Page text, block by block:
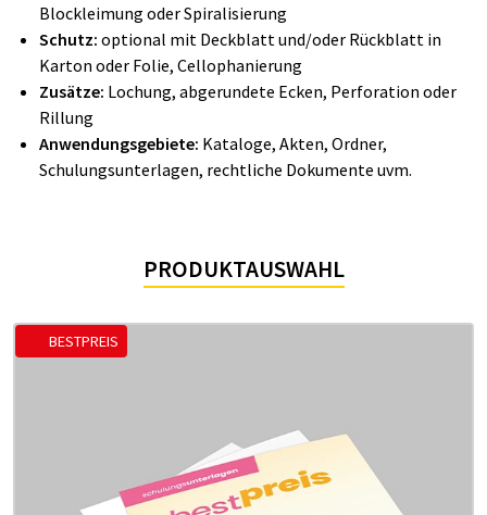
Blockleimung oder Spiralisierung
Schutz: optional mit Deckblatt und/oder Rückblatt in
Karton oder Folie, Cellophanierung
Zusätze: Lochung, abgerundete Ecken, Perforation oder
Rillung
Anwendungsgebiete: Kataloge, Akten, Ordner,
Schulungsunterlagen, rechtliche Dokumente uvm.
PRODUKTAUSWAHL
BESTPREIS